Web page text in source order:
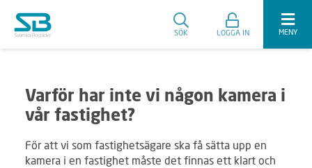
SÖK LOGGA IN MENY
Varför har inte vi någon kamera i
vår fastighet?
För att vi som fastighetsägare ska få sätta upp en
kamera i en fastighet måste det finnas ett klart och